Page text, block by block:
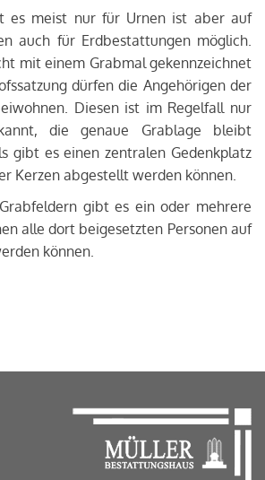
es meist nur für Urnen ist aber auf
auch für Erdbestattungen möglich.
mit einem Grabmal gekennzeichnet
dürfen die Angehörigen der
Diesen ist im Regelfall nur
die genaue Grablage bleibt
gibt es einen zentralen Gedenkplatz
Kerzen abgestellt werden können.
gibt es ein oder mehrere
alle dort beigesetzten Personen auf
können.